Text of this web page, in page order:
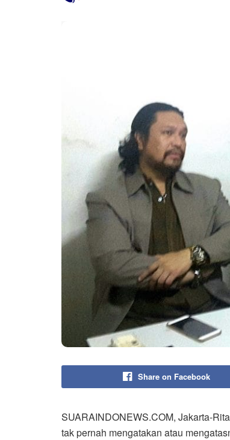
Share on Facebook
SUARAINDONEWS.COM, Jakarta-
tak pernah mengatakan atau